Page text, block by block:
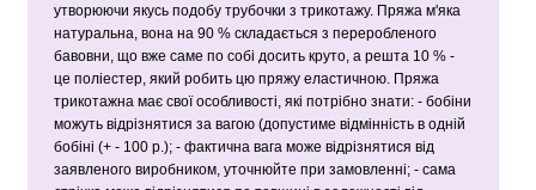
утворюючи якусь подобу трубочки з трикотажу. Пряжа м'яка
натуральна, вона на 90 % складається з переробленого
бавовни, що вже саме по собі досить круто, а решта 10 % -
це поліестер, який робить цю пряжу еластичною. Пряжа
трикотажна має свої особливості, які потрібно знати: - бобіни
можуть відрізнятися за вагою (допустиме відмінність в одній
бобіні (+ - 100 р.); - фактична вага може відрізнятися від
заявленого виробником, уточнюйте при замовленні; - сама